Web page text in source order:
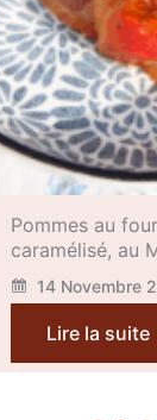
Madeleines pur
14 Novembre
Lire la suite